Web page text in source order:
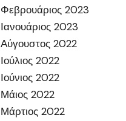
Φεβρουάριος 2023
Ιανουάριος 2023
Αύγουστος 2022
Ιούλιος 2022
Ιούνιος 2022
Μάιος 2022
Μάρτιος 2022